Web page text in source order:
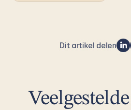
Dit artikel delen